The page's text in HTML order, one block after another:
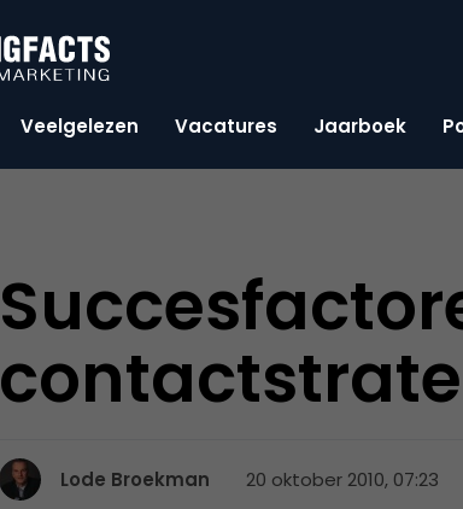
Veelgelezen Vacatures Jaarboek
Lode Broekman 20 oktober 2010, 07:23